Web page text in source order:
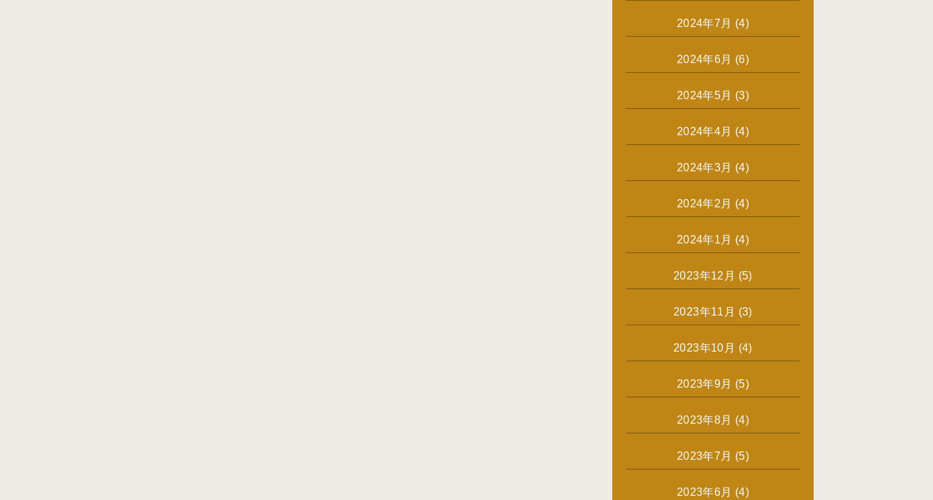
2024年7月 (4)
2024年6月 (6)
2024年5月 (3)
2024年4月 (4)
2024年3月 (4)
2024年2月 (4)
2024年1月 (4)
2023年12月 (5)
2023年11月 (3)
2023年10月 (4)
2023年9月 (5)
2023年8月 (4)
2023年7月 (5)
2023年6月 (4)